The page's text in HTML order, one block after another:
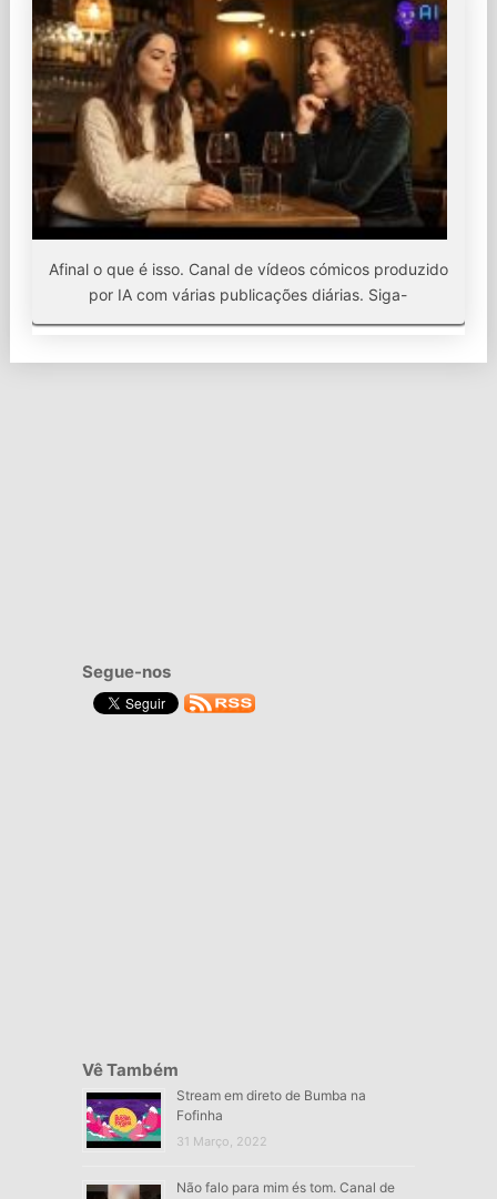
Afinal o que é isso. Canal de vídeos cómicos produzido
por IA com várias publicações diárias. Siga-
Segue-nos
Vê Também
Stream em direto de Bumba na
Fofinha
31 Março, 2022
Não falo para mim és tom. Canal de